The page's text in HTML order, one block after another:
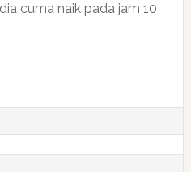
cuma naik pada jam 10